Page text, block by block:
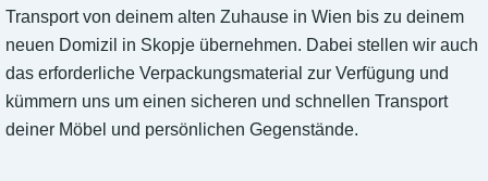
Transport von deinem alten Zuhause in Wien bis zu deinem
neuen Domizil in Skopje übernehmen. Dabei stellen wir auch
das erforderliche Verpackungsmaterial zur Verfügung und
kümmern uns um einen sicheren und schnellen Transport
deiner Möbel und persönlichen Gegenstände.